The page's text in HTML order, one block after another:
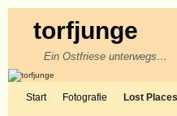
torfjunge
Ein Ostfriese unterwegs…
Start Fotografie Lost